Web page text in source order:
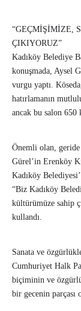
“GEÇMİŞİMİZE,
ÇIKIYORUZ”
Kadıköy Belediye
konuşmada, Aysel
vurgu yaptı.
hatırlamanın
ancak bu salon 650
Önemli olan,
Gürel’in Erenköy
Kadıköy
“Biz Kadıköy
kültürümüze sahip
kullandı.
Sanata ve
Cumhuriyet Halk
biçiminin ve
bir gecenin